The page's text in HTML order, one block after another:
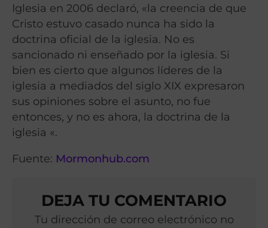
Iglesia en 2006 declaró, «la creencia de que
Cristo estuvo casado nunca ha sido la
doctrina oficial de la iglesia. No es
sancionado ni enseñado por la iglesia. Si
bien es cierto que algunos líderes de la
iglesia a mediados del siglo XIX expresaron
sus opiniones sobre el asunto, no fue
entonces, y no es ahora, la doctrina de la
iglesia «.
Fuente: Mormonhub.com
DEJA TU COMENTARIO
Tu dirección de correo electrónico no